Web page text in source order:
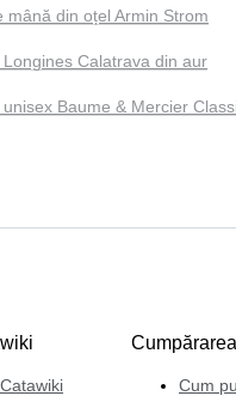
mână din oțel Armin Strom
Calatrava din aur
Baume & Mercier
Cumpărarea
Cum